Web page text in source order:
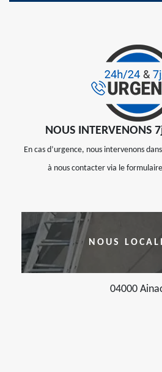
NOUS
En cas d’urgence, nous intervenons
à nous contacter via le
NOUS
04000